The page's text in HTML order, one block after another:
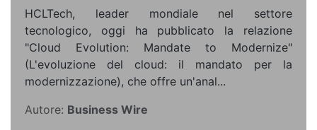
HCLTech, leader mondiale nel settore
tecnologico, oggi ha pubblicato la relazione
"Cloud Evolution: Mandate to Modernize"
(L'evoluzione del cloud: il mandato per la
modernizzazione), che offre un'anal...
Autore: Business Wire